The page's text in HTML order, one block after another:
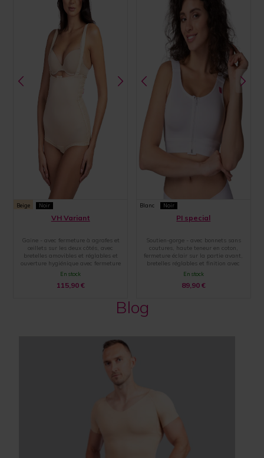
Beige Noir
VH Variant
Gaine - avec fermeture à agrafes et
œillets sur les deux côtés, avec
bretelles amovibles et réglables et
ouverture hygiénique avec fermeture
par agrafes et œillets
En stock
115,90 €
Blanc Noir
PI special
Soutien-gorge - avec bonnets sans
coutures, haute teneur en coton,
fermeture éclair sur la partie avant,
bretelles réglables et finition avec
une large bande élastique
En stock
89,90 €
Blog